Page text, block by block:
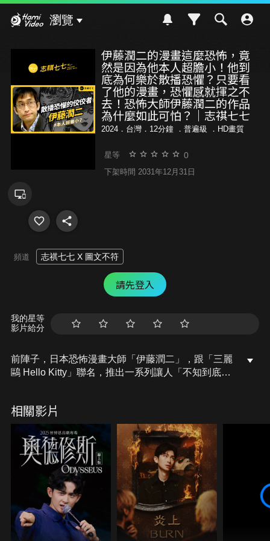
瀏覽
伊藤潤二的漫畫這麼恐怖，竟
然是因為他本人超膽小！他到
底為何樂於散播恐懼？只要看
了他的漫畫，恐懼感就揮之不
去！恐怖大師伊藤潤二的作品
為什麼如此可怕？｜志祺七七
2024．台灣．12分鐘 ． 普遍級 ．HD畫質
星等 0
下架時間 2031年12月31日
頻道 志祺七七 X 圖文不符
請先登入
我的星等
影片給分
前陣子，日本恐怖漫畫大師「伊藤潤二」，跟「三麗
鷗 Hello Kitty」聯名，推出一系列讓人「不知到底該
恐怖漫畫究竟有什麼魔力，能席捲全球、突破漫畫
圈、滲透到你我的生活中？今天的志祺七七，就讓我
們一起來聊聊「伊藤潤二與他的作品」吧！
相關影片